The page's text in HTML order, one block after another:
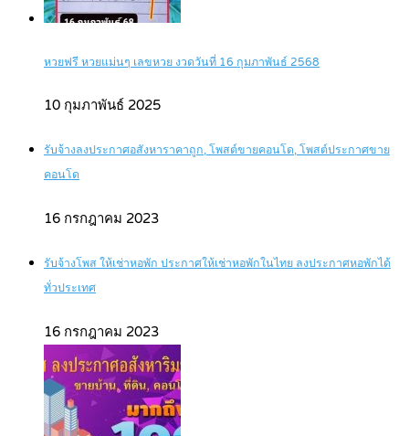
หวยฟรี หวยแม่นๆ เลขหวย งวดวันที่ 16 กุมภาพันธ์ 2568
10 กุมภาพันธ์ 2025
รับจ้างลงประกาศอสังหาราคาถูก, โพสต์ขายคอนโด, โพสต์ประกาศขาย
คอนโด
16 กรกฎาคม 2023
รับจ้างโพส ให้เช่าหอพัก ประกาศให้เช่าหอพักในไทย ลงประกาศหอพักได้
ทั่วประเทศ
16 กรกฎาคม 2023